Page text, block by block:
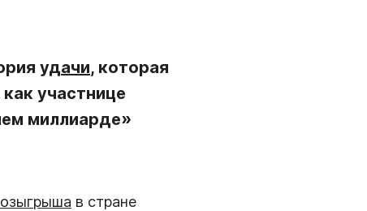
удачи, которая
как участнице
миллиарде»
в стране